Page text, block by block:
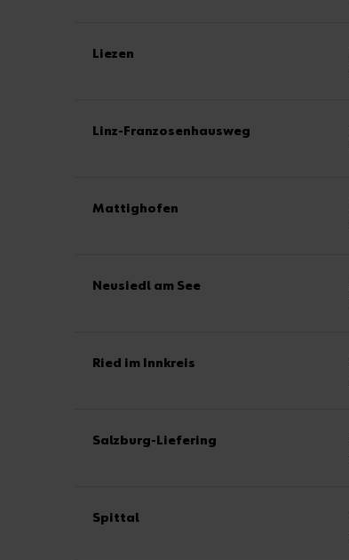
Liezen
Linz-Franzosenhausweg
Mattighofen
Neusiedl am See
Ried im Innkreis
Salzburg-Liefering
Spittal